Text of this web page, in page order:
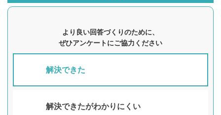
より良い回答づくりのために、
ぜひアンケートにご協力ください
解決できた
解決できたがわかりにくい